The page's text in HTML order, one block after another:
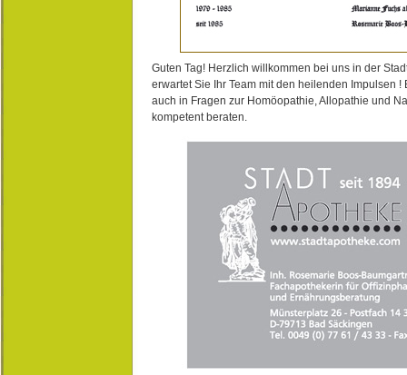
Guten Tag! Herzlich willkommen bei uns in der
erwartet Sie Ihr Team mit den heilenden Impulsen !
auch in Fragen zur Homöopathie, Allopathie und
kompetent beraten.